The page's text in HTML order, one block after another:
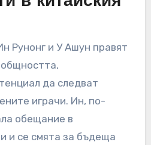
Рунонг и У Ашун правят
да следват
играчи. Ин, по-
обещание в
и се смята за бъдеща